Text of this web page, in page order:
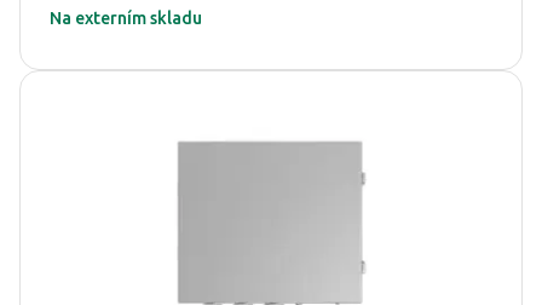
Na externím skladu